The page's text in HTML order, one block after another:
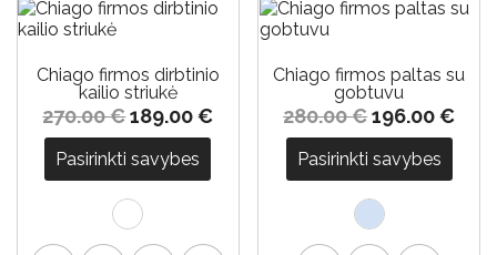
Chiago firmos dirbtinio
kailio striukė
270.00€189.00€
Pasirinkti savybes
Chiago firmos paltas su
gobtuvu
280.00€196.00€
Pasirinkti savybes